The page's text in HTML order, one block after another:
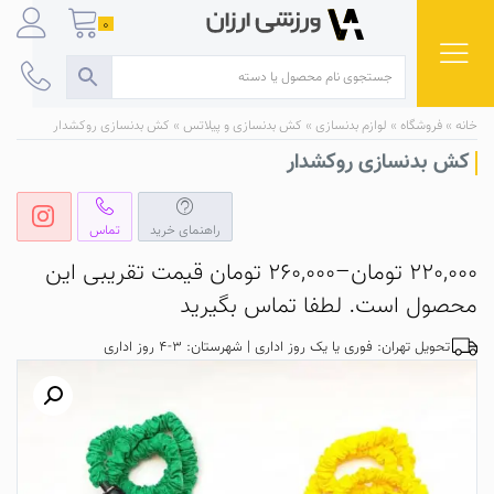
content
0
خانه » فروشگاه » لوازم بدنسازی » کش بدنسازی و پیلاتس » کش بدنسازی روکشدار
کش بدنسازی روکشدار
راهنمای خرید تماس
220,000 تومان–
260,000 تومان قیمت تقریبی این
محصول است. لطفا تماس بگیرید
تحویل تهران: فوری یا یک روز اداری | شهرستان: 3-4 روز اداری